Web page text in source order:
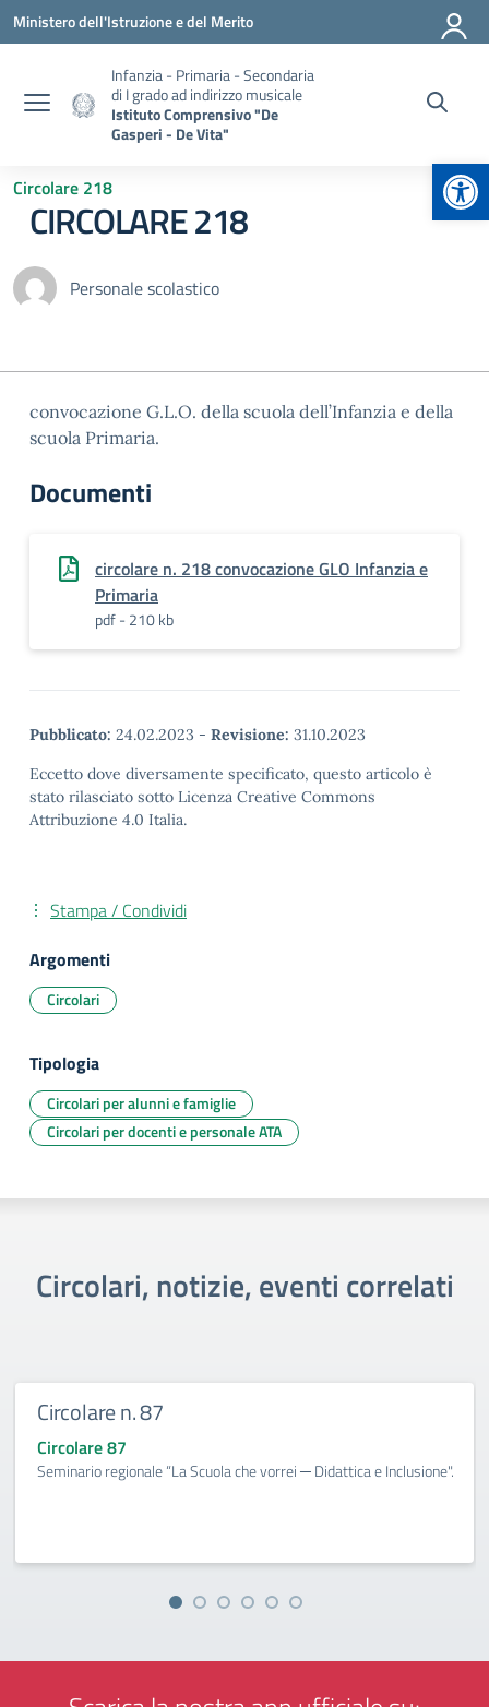
Vai ai contenuti
Vai al menu di navigazione
Vai al footer
Ministero dell'Istruzione e del Merito
Infanzia - Primaria - Secondaria
di I grado ad indirizzo musicale
Istituto Comprensivo "De
Gasperi - De Vita"
Circolare 218
CIRCOLARE 218
Personale scolastico
convocazione G.L.O. della scuola dell’Infanzia e della
scuola Primaria.
Documenti
circolare n. 218 convocazione GLO Infanzia e
Primaria
pdf - 210 kb
Pubblicato: 24.02.2023 - Revisione: 31.10.2023
Eccetto dove diversamente specificato, questo articolo è
stato rilasciato sotto Licenza Creative Commons
Attribuzione 4.0 Italia.
Stampa / Condividi
Argomenti
Circolari
Tipologia
Circolari per alunni e famiglie
Circolari per docenti e personale ATA
Circolari, notizie, eventi correlati
Circolare n. 87
Circolare 87
Seminario regionale “La Scuola che vorrei ─ Didattica e Inclusione".